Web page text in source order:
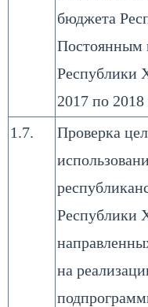
бюджета
Постоянным
Республики
2017 по 2018
1.7.
Проверка
Республики
на